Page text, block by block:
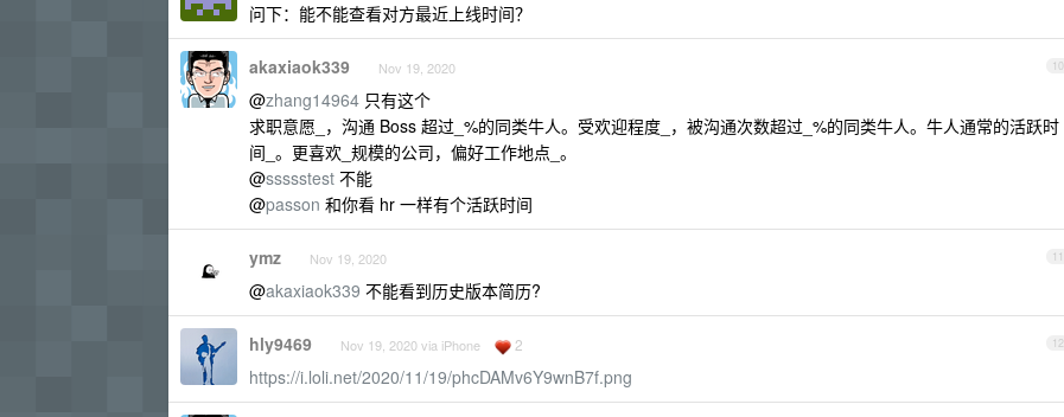
问下：能不能查看对方最近上线时间？
10
akaxiaok339 Nov 19, 2020
@zhang14964 只有这个
求职意愿_，沟通 Boss 超过_%的同类牛人。受欢迎程度_，被沟通次数超过_%的同类牛人。牛人通常的活跃时
间_。更喜欢_规模的公司，偏好工作地点_。
@ssssstest 不能
@passon 和你看 hr 一样有个活跃时间
11
ymz Nov 19, 2020
@akaxiaok339 不能看到历史版本简历?
12
hly9469 Nov 19, 2020 via iPhone 2
https://i.loli.net/2020/11/19/phcDAMv6Y9wnB7f.png